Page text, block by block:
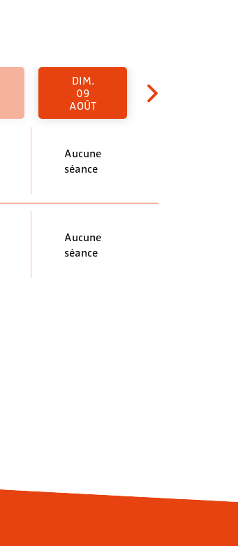
DIM.
09
AOÛT
Aucune
séance
Aucune
séance